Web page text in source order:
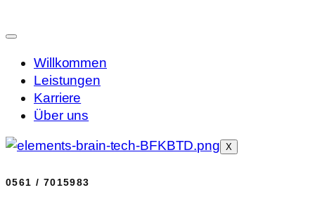
Willkommen
Leistungen
Karriere
Über uns
X
0561 / 7015983